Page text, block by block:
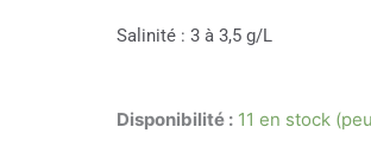
Salinité : 3 à 3,5 g/L
Disponibilité : 11 en stock